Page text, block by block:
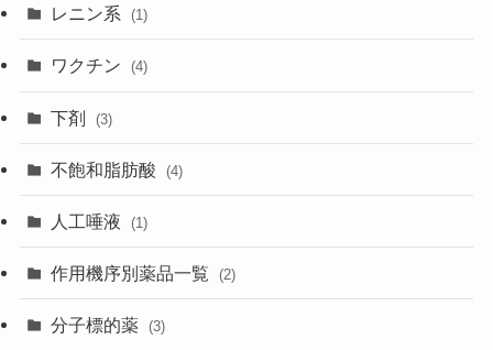
レニン系 (1)
ワクチン (4)
下剤 (3)
不飽和脂肪酸 (4)
人工唾液 (1)
作用機序別薬品一覧 (2)
分子標的薬 (3)